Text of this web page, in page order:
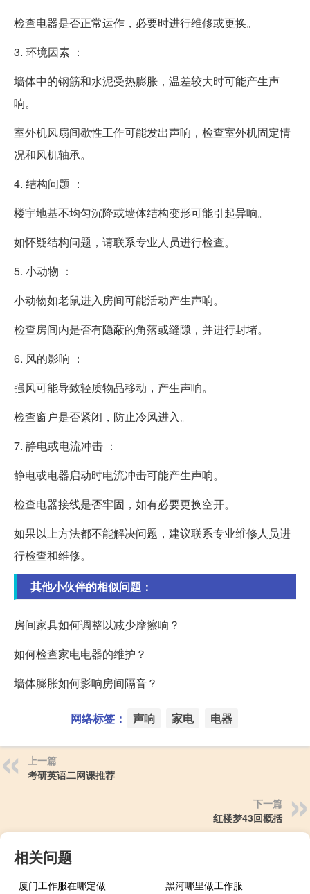
检查电器是否正常运作，必要时进行维修或更换。
3. 环境因素 ：
墙体中的钢筋和水泥受热膨胀，温差较大时可能产生声
响。
室外机风扇间歇性工作可能发出声响，检查室外机固定情
况和风机轴承。
4. 结构问题 ：
楼宇地基不均匀沉降或墙体结构变形可能引起异响。
如怀疑结构问题，请联系专业人员进行检查。
5. 小动物 ：
小动物如老鼠进入房间可能活动产生声响。
检查房间内是否有隐蔽的角落或缝隙，并进行封堵。
6. 风的影响 ：
强风可能导致轻质物品移动，产生声响。
检查窗户是否紧闭，防止冷风进入。
7. 静电或电流冲击 ：
静电或电器启动时电流冲击可能产生声响。
检查电器接线是否牢固，如有必要更换空开。
如果以上方法都不能解决问题，建议联系专业维修人员进
行检查和维修。
其他小伙伴的相似问题：
房间家具如何调整以减少摩擦响？
如何检查家电电器的维护？
墙体膨胀如何影响房间隔音？
网络标签： 声响 家电 电器
上一篇
考研英语二网课推荐
下一篇
红楼梦43回概括
相关问题
厦门工作服在哪定做 黑河哪里做工作服